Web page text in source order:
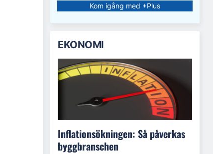
Kom igång med +Plus
EKONOMI
Inflationsökningen: Så påverkas
byggbranschen